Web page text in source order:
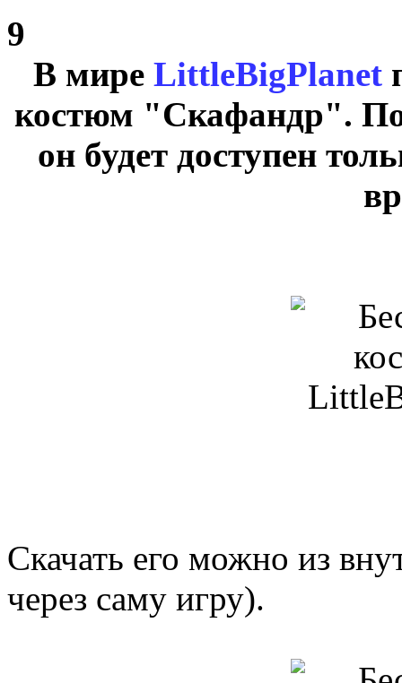
9
В мире LittleBigPlanet
костюм "Скафандр".
он будет доступен
Скачать его можно из
через саму игру).